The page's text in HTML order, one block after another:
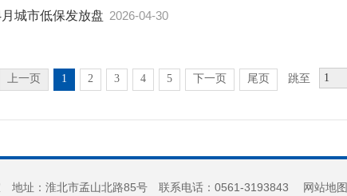
城市低保发放盘 2026-04-30
上一页 1 2 3 4 5 下一页 尾页 跳至
地址：淮北市孟山北路85号 联系电话：0561-3193843 网站地图